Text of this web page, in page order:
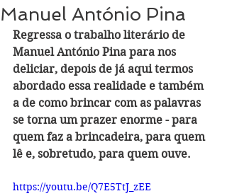
Manuel António Pina
Regressa o trabalho literário de
Manuel António Pina para nos
deliciar, depois de já aqui termos
abordado essa realidade e também
a de como brincar com as palavras
se torna um prazer enorme - para
quem faz a brincadeira, para quem
lê e, sobretudo, para quem ouve.
https://youtu.be/Q7E5TtJ_zEE